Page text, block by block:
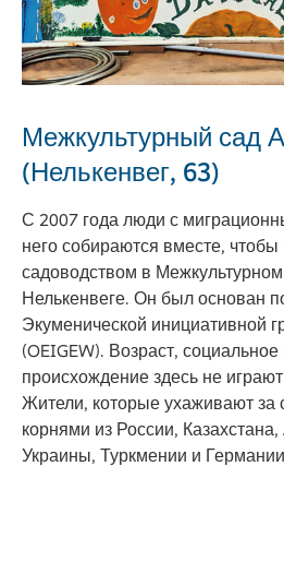
Межкультурный сад
(Нелькенвег, 63)
С 2007 года люди с
него собираются вместе, чтобы
садоводством в
Нелькенвеге. Он был основан
Экуменической инициативной
(OEIGEW). Возраст, социальное
происхождение здесь не
Жители, которые ухаживают за
корнями из России,
Украины, Туркмении и